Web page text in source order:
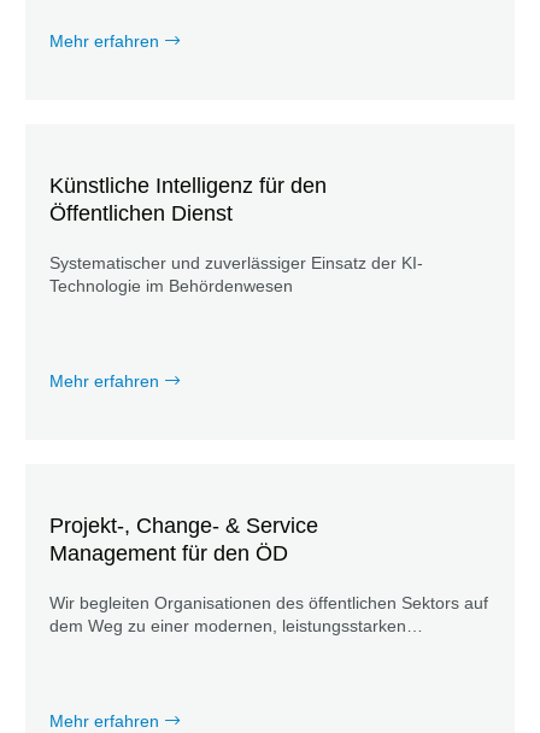
Mehr erfahren
Künstliche Intelligenz für den
Öffentlichen Dienst
Systematischer und zuverlässiger Einsatz der KI-
Technologie im Behördenwesen
Mehr erfahren
Projekt-, Change- & Service
Management für den ÖD
Wir begleiten Organisationen des öffentlichen Sektors auf
dem Weg zu einer modernen, leistungsstarken
Mehr erfahren